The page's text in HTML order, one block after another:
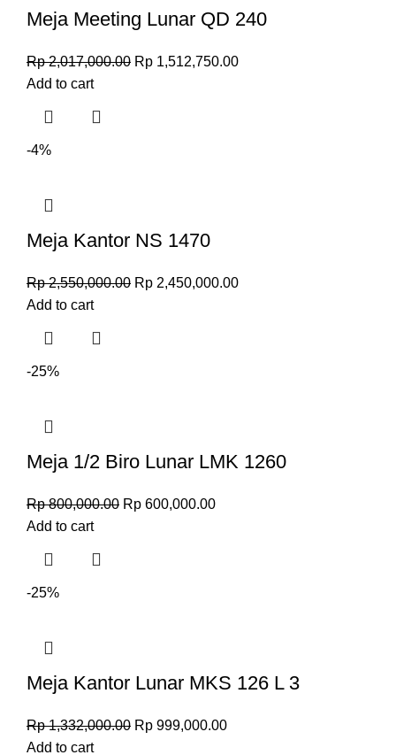
Meja Meeting Lunar QD 240
Rp2,017,000.00 Rp 1,512,750.00
Add to cart
-4%
Meja Kantor NS 1470
Rp2,550,000.00 Rp 2,450,000.00
Add to cart
-25%
Meja 1/2 Biro Lunar LMK 1260
Rp800,000.00 Rp 600,000.00
Add to cart
-25%
Meja Kantor Lunar MKS 126 L 3
Rp1,332,000.00 Rp 999,000.00
Add to cart